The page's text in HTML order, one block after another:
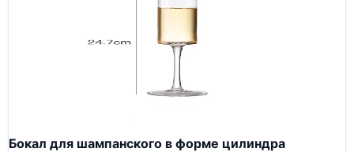
Бокал для шампанского в форме цилиндра